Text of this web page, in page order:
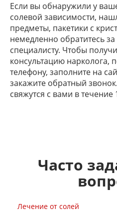
Если вы обнаружили у
солевой зависимости,
предметы, пакетики с
немедленно обратитесь
специалисту. Чтобы
консультацию нарколога,
телефону, заполните на
закажите обратный
свяжутся с вами в течение
Часто
Лечение от солей